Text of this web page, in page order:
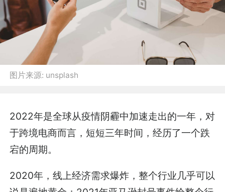
图片来源: unsplash
2022年是全球从疫情阴霾中加速走出的一年，对
于跨境电商而言，短短三年时间，经历了一个跌
宕的周期。
2020年，线上经济需求爆炸，整个行业几乎可以